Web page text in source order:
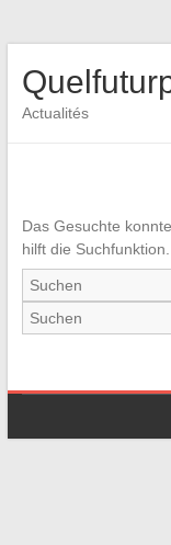
Actualités
Das Gesuchte
hilft die Suchfunktion.